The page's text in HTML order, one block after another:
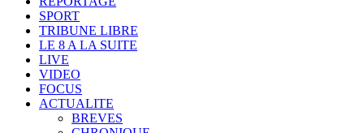
SPORT
TRIBUNE LIBRE
LE 8 A LA SUITE
LIVE
VIDEO
FOCUS
ACTUALITE
BREVES